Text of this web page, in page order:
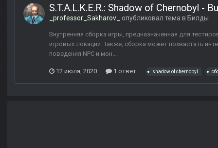
S.T.A.L.K.E.R.: Shadow of Chernobyl -
_professor_Sakharov_ опубликовал тема в Билды
Внутренняя сборка игры, предназначенная для
игровых локаций. Также, сборка может похвастать
поведения NPC и мон...
12 июля, 2020 1 ответ shadow of chernobyl